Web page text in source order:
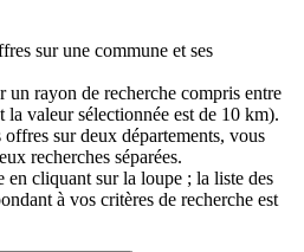
sur une commune et ses
un rayon de recherche compris entre
la valeur sélectionnée est de 10 km).
offres sur deux départements, vous
recherches séparées.
en cliquant sur la loupe ; la liste des
à vos critères de recherche est